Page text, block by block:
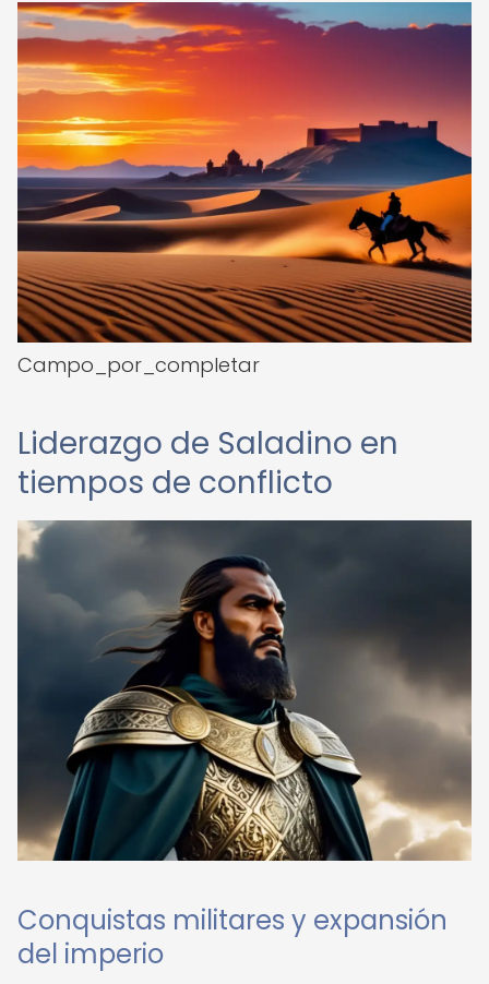
Campo_por_completar
Liderazgo de Saladino en
tiempos de conflicto
Conquistas militares y expansión
del imperio